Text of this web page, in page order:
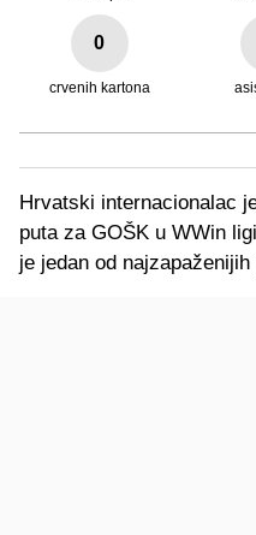
0
crvenih kartona
Hrvatski internacionalac
puta za GOŠK u WWin
je jedan od najzapaženijih